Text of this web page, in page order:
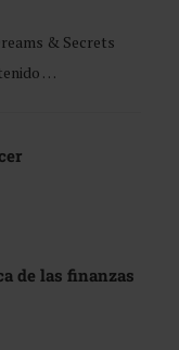
& Secrets
…
de las finanzas